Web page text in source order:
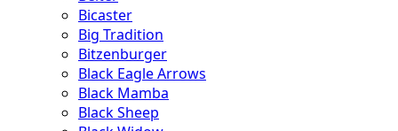
Bicaster
Big Tradition
Bitzenburger
Black Eagle Arrows
Black Mamba
Black Sheep